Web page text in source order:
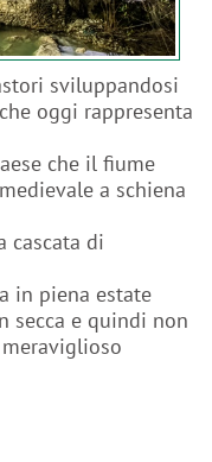
sviluppandosi
oggi rappresenta
che il fiume
a schiena
cascata di
in piena estate
secca e quindi non